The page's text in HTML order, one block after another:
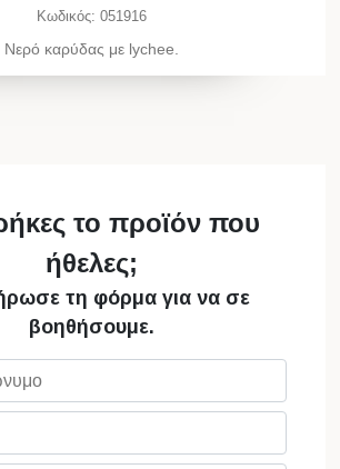
Κωδικός: 051916
Νερό καρύδας με lychee.
το προϊόν που
ήθελες;
τη φόρμα για να σε
βοηθήσουμε.